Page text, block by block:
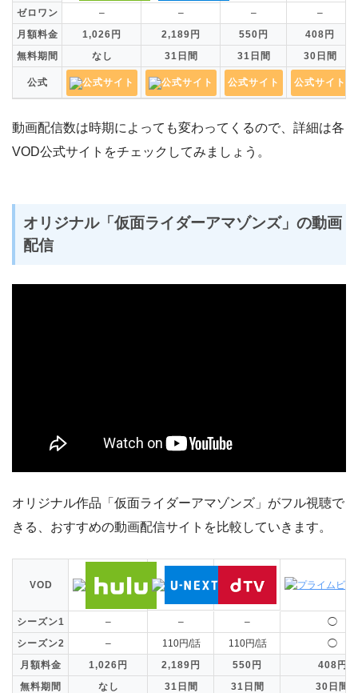
ゼロワン – – –
–
月額料金
1,026円 2,189円 550円
408円
無料期間
なし 31日間 31日間 30日間
公式 公式サイト 公式サイト 公式サイト 公式サイト
動画配信数は時期によっても変わってくるので、詳細は各
VOD公式サイトをチェックしてみましょう。
オリジナル「仮面ライダーアマゾンズ」の動画
配信
オリジナル作品「仮面ライダーアマゾンズ」がフル視聴で
きる、おすすめの動画配信サイトを比較していきます。
VOD
シーズン1 – – –
◯
シーズン2
– 110円/話 110円/話
◯
月額料金
1,026円 2,189円 550円
408円
無料期間
なし 31日間 31日間 30日間